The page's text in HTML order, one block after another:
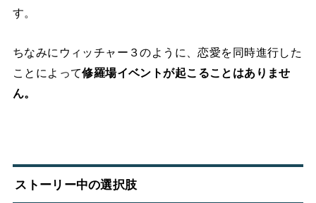
す。
ちなみにウィッチャー３のように、恋愛を同時進行した
ことによって修羅場イベントが起こることはありませ
ん。
ストーリー中の選択肢